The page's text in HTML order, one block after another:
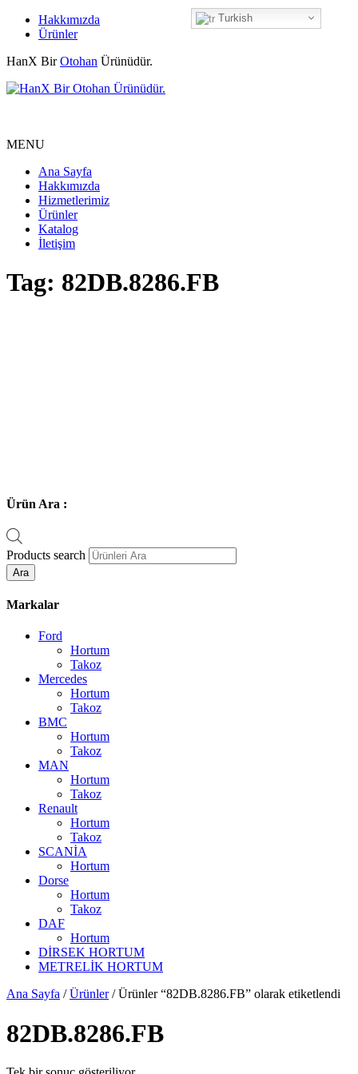
Hakkımızda
Ürünler
HanX BirOtohan Ürünüdür.
MENU
Ana Sayfa
Hakkımızda
Hizmetlerimiz
Ürünler
Katalog
İletişim
Tag: 82DB.8286.FB
Ürün Ara :
Products search
Ara
Markalar
Ford
Hortum
Takoz
Mercedes
Hortum
Takoz
BMC
Hortum
Takoz
MAN
Hortum
Takoz
Renault
Hortum
Takoz
SCANİA
Hortum
Dorse
Hortum
Takoz
DAF
Hortum
DİRSEK HORTUM
METRELİK HORTUM
Ana Sayfa /Ürünler/ Ürünler “82DB.8286.FB” olarak etiketlendi
82DB.8286.FB
Turkish